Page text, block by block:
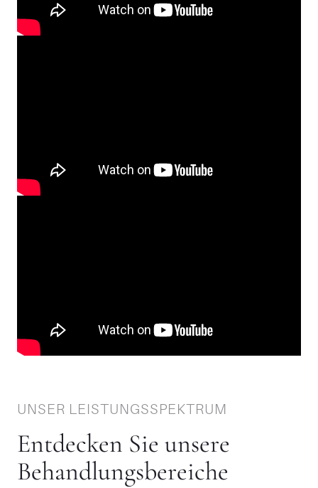
UNSER LEISTUNGSSPEKTRUM
Entdecken Sie unsere
Behandlungsbereiche